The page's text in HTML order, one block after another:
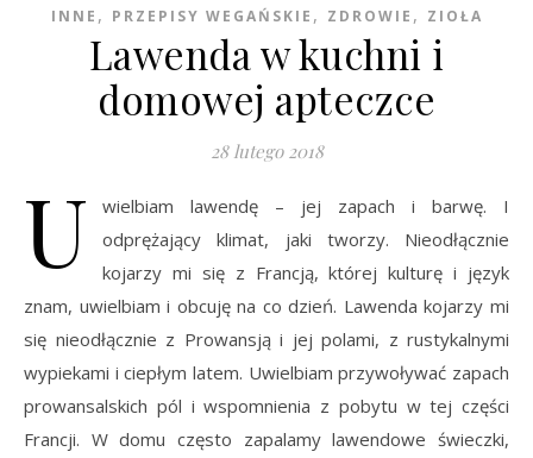
INNE , PRZEPISY WEGAŃSKIE , ZDROWIE , ZIOŁA
Lawenda w kuchni i
domowej apteczce
28 lutego 2018
U
wielbiam lawendę – jej zapach i barwę. I
odprężający klimat, jaki tworzy. Nieodłącznie
kojarzy mi się z Francją, której kulturę i język
znam, uwielbiam i obcuję na co dzień. Lawenda kojarzy mi
się nieodłącznie z Prowansją i jej polami, z rustykalnymi
wypiekami i ciepłym latem. Uwielbiam przywoływać zapach
prowansalskich pól i wspomnienia z pobytu w tej części
Francji. W domu często zapalamy lawendowe świeczki,